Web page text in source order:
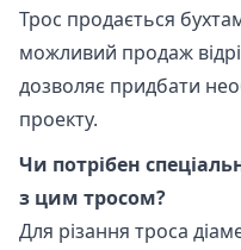
Трос продається
можливий продаж
дозволяє придбати
проекту.
Чи потрібен
з цим тросом?
Для різання троса